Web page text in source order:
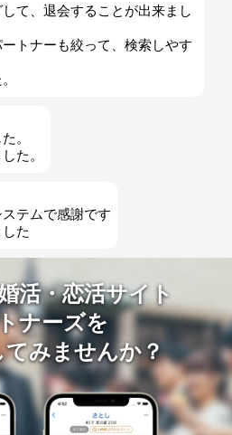
て、退会することが出来まし
トナーも絞って、検索しやす
。
た。
テムで感謝です
た
活・恋活サイト
ナーズを
てみませんか？